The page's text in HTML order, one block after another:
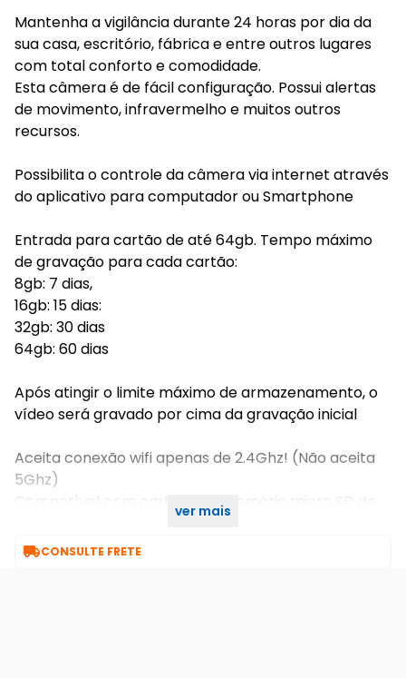
Mantenha a vigilância durante 24 horas por dia da
sua casa, escritório, fábrica e entre outros lugares
com total conforto e comodidade.
Esta câmera é de fácil configuração. Possui alertas
de movimento, infravermelho e muitos outros
recursos.
Possibilita o controle da câmera via internet através
do aplicativo para computador ou Smartphone
Entrada para cartão de até 64gb. Tempo máximo
de gravação para cada cartão:
8gb: 7 dias,
16gb: 15 dias:
32gb: 30 dias
64gb: 60 dias
Após atingir o limite máximo de armazenamento, o
vídeo será gravado por cima da gravação inicial
Aceita conexão wifi apenas de 2.4Ghz! (Não aceita
5Ghz)
Compatível com cartões de memória micro SD de
ver mais
CONSULTE FRETE